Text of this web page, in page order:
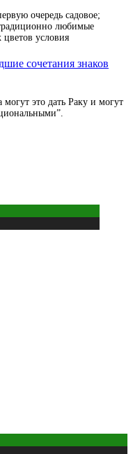
очередь садовое;
любимые
условия
сочетания знаков
могут это дать Раку и могут